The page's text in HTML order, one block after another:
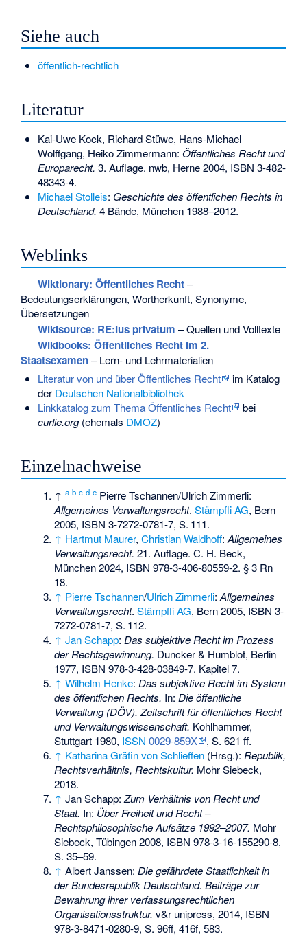
Siehe auch
öffentlich-rechtlich
Literatur
Kai-Uwe Kock, Richard Stüwe, Hans-Michael
Wolffgang, Heiko Zimmermann: Öffentliches Recht und
Europarecht. 3. Auflage. nwb, Herne 2004, ISBN 3-482-
48343-4.
Michael Stolleis: Geschichte des öffentlichen Rechts in
Deutschland. 4 Bände, München 1988–2012.
Weblinks
Wiktionary: Öffentliches Recht–
Bedeutungserklärungen, Wortherkunft, Synonyme,
Übersetzungen
Wikisource: RE:Ius privatum – Quellen und Volltexte
Wikibooks: Öffentliches Recht im 2.
Staatsexamen– Lern- und Lehrmaterialien
Literatur von und über Öffentliches Recht
im Katalog
der Deutschen Nationalbibliothek
Linkkatalog zum Thema Öffentliches Recht
bei
curlie.org(ehemals DMOZ)
Einzelnachweise
↑a b c d e Pierre Tschannen/Ulrich Zimmerli:
Allgemeines Verwaltungsrecht.Stämpfli AG, Bern
2005, ISBN 3-7272-0781-7,S. 111.
↑ Hartmut Maurer,Christian Waldhoff:Allgemeines
Verwaltungsrecht. 21. Auflage. C. H. Beck,
München 2024, ISBN 978-3-406-80559-2. § 3 Rn
18.
↑ Pierre Tschannen/Ulrich Zimmerli:Allgemeines
Verwaltungsrecht.Stämpfli AG, Bern 2005, ISBN 3-
7272-0781-7,S. 112.
↑ Jan Schapp:Das subjektive Recht im Prozess
der Rechtsgewinnung. Duncker & Humblot, Berlin
1977, ISBN 978-3-428-03849-7. Kapitel 7.
↑ Wilhelm Henke:Das subjektive Recht im System
des öffentlichen Rechts. In:Die öffentliche
Verwaltung (DÖV). Zeitschrift für öffentliches Recht
und Verwaltungswissenschaft. Kohlhammer,
Stuttgart 1980, ISSN 0029-859X
, S. 621 ff.
↑ Katharina Gräfin von Schlieffen (Hrsg.): Republik,
Rechtsverhältnis, Rechtskultur. Mohr Siebeck,
2018.
↑ Jan Schapp:Zum Verhältnis von Recht und
Staat. In: Über Freiheit und Recht –
Rechtsphilosophische Aufsätze 1992–2007. Mohr
Siebeck, Tübingen 2008, ISBN 978-3-16-155290-8,
S. 35–59.
↑ Albert Janssen:Die gefährdete Staatlichkeit in
der Bundesrepublik Deutschland. Beiträge zur
Bewahrung ihrer verfassungsrechtlichen
Organisationsstruktur. v&r unipress, 2014, ISBN
978-3-8471-0280-9, S. 96ff, 416f, 583.